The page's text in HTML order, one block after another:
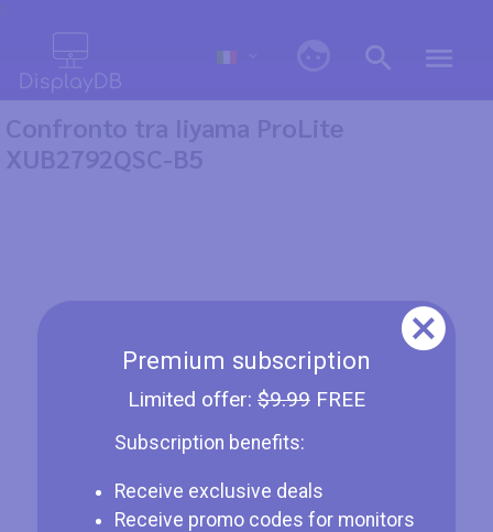
Premium subscription
Limited offer: $9.99FREE
Subscription benefits:
Receive exclusive deals
Receive promo codes for monitors
Confronto tra Iiyama ProLite
XUB2792QSC-B5